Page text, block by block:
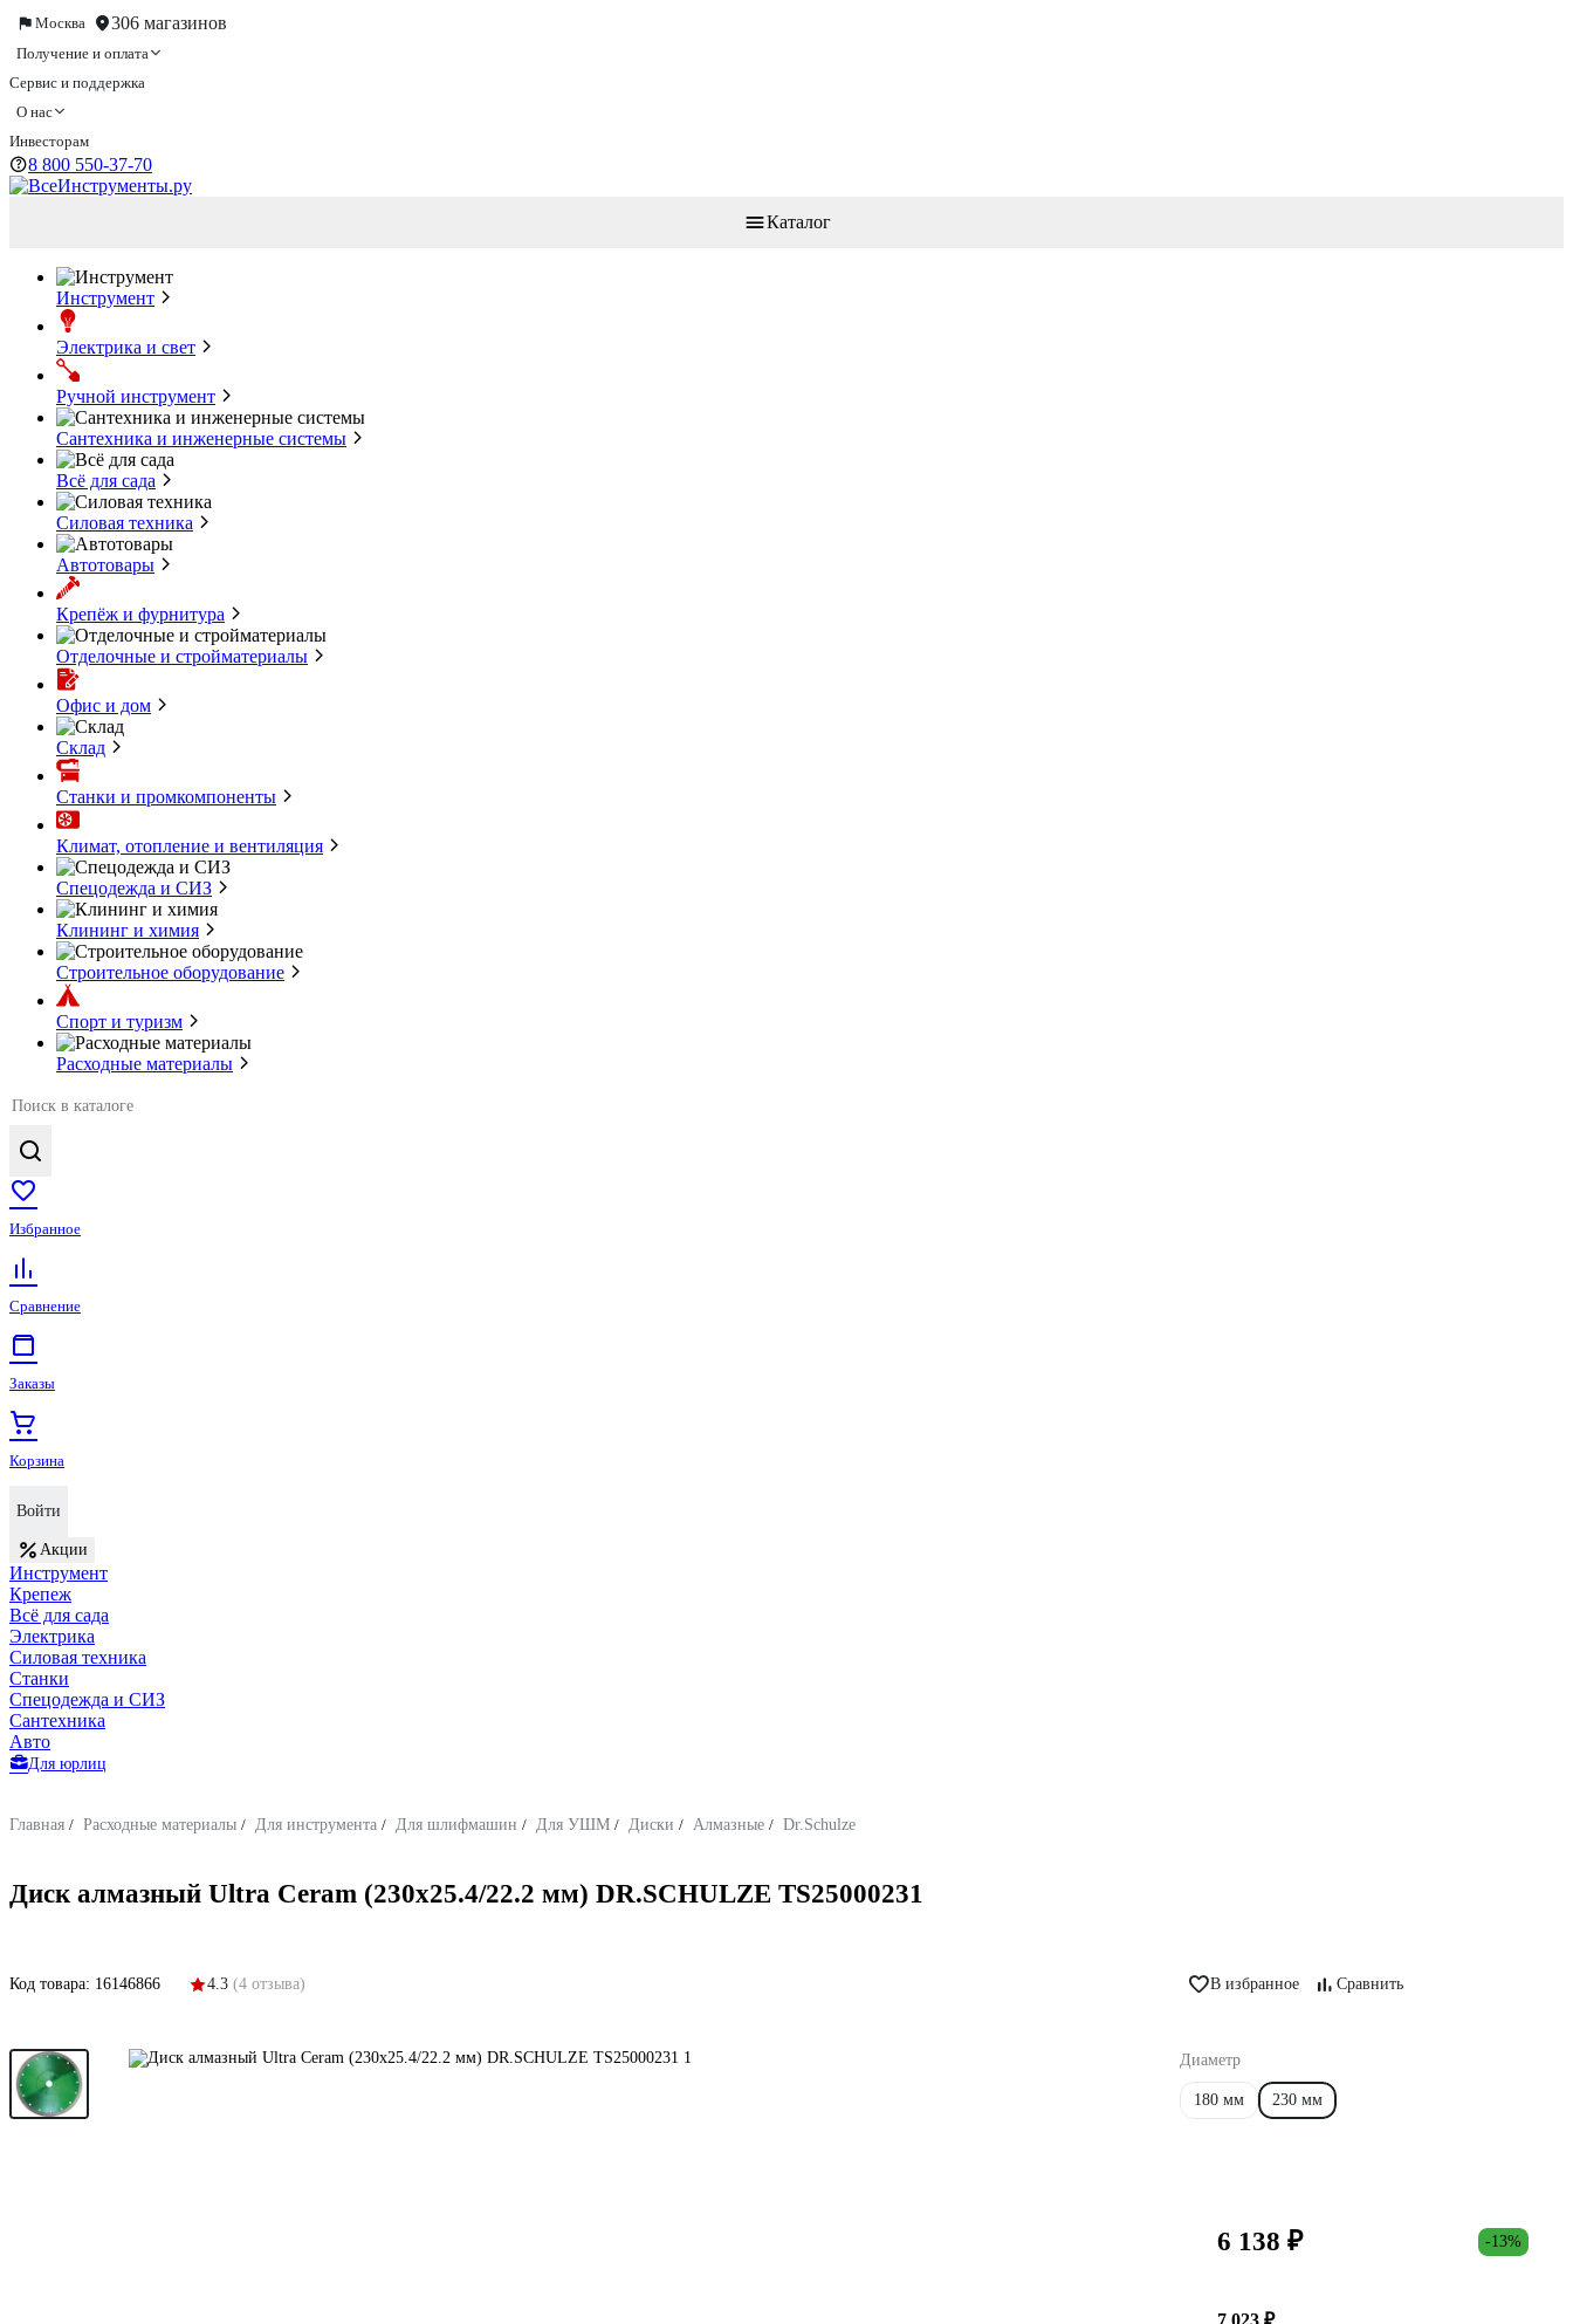
Москва 306 магазинов
Получение и оплата
Сервис и поддержка
О нас
Инвесторам
8 800 550-37-70
Каталог
Инструмент
Электрика и свет
Ручной инструмент
Сантехника и инженерные системы
Всё для сада
Силовая техника
Автотовары
Крепёж и фурнитура
Отделочные и стройматериалы
Офис и дом
Склад
Станки и промкомпоненты
Климат, отопление и вентиляция
Спецодежда и СИЗ
Клининг и химия
Строительное оборудование
Спорт и туризм
Расходные материалы
Избранное
Сравнение
Заказы
Корзина
Войти
Акции
Инструмент
Крепеж
Всё для сада
Электрика
Силовая техника
Станки
Спецодежда и СИЗ
Сантехника
Авто
Для юрлиц
Главная / Расходные материалы / Для инструмента / Для шлифмашин / Для УШМ / Диски / Алмазные / Dr.Schulze
Диск алмазный Ultra Ceram (230х25.4/22.2 мм) DR.SCHULZE TS25000231
Код товара: 16146866 4.3 (4 отзыва) В избранное Сравнить
Диаметр
180 мм 230 мм
6 138 ₽ -13%
7 023 ₽